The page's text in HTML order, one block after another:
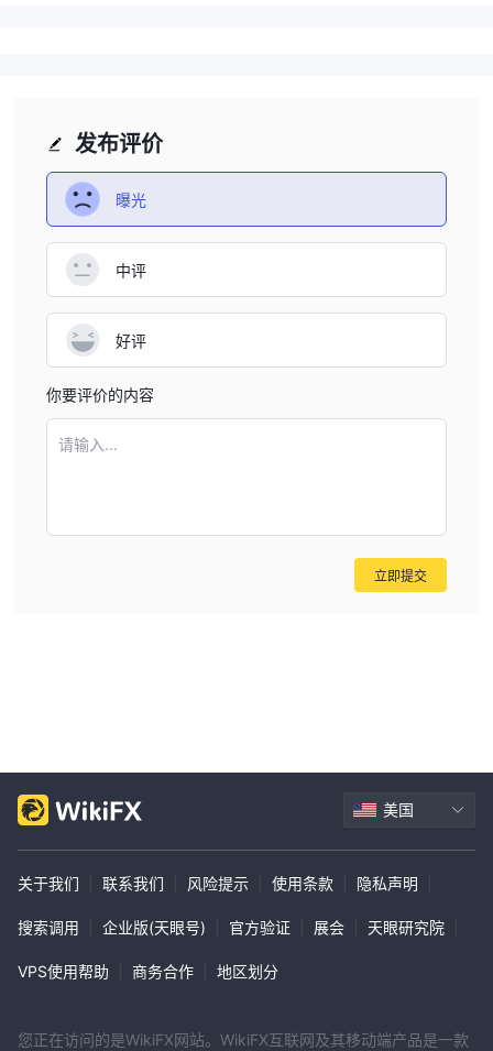
发布评价
曝光
中评
好评
你要评价的内容
请输入...
立即提交
美国
关于我们 联系我们 风险提示 使用条款 隐私声明
搜索调用 企业版(天眼号) 官方验证 展会 天眼研究院
VPS使用帮助 商务合作 地区划分
您正在访问的是WikiFX网站。WikiFX互联网及其移动端产品是一款